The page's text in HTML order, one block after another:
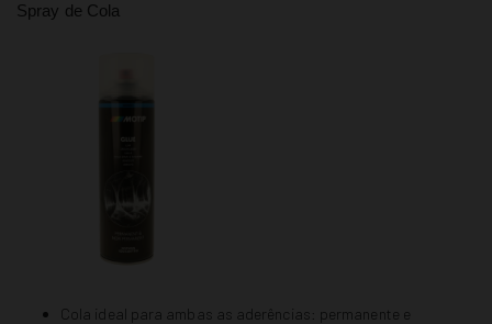
Spray de Cola
Cola ideal para ambas as aderências: permanente e